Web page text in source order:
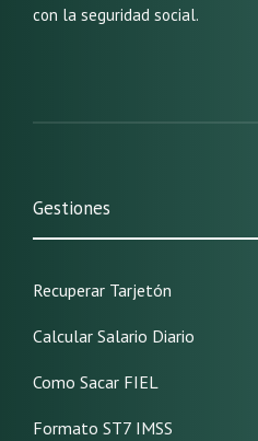
con la seguridad social.
Gestiones
Recuperar Tarjetón
Calcular Salario Diario
Como Sacar FIEL
Formato ST7 IMSS